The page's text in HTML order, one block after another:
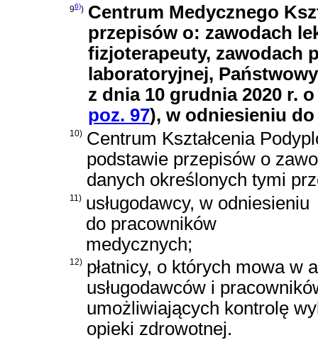
96)) Centrum Medycznego
przepisów o: zawodach
fizjoterapeuty, zawodach
laboratoryjnej,
z dnia 10 grudnia 2020 r.
poz. 97), w odniesieniu
10) Centrum Kształcenia
podstawie przepisów o
danych określonych tymi
11) usługodawcy, w odniesieniu
do pracowników
medycznych;
12) płatnicy, o których mowa w
usługodawców i
umożliwiających kontrolę
opieki zdrowotnej.